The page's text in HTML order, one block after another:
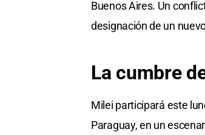
Buenos Aires. Un
designación de un
La cumbre
Milei participará este
Paraguay, en un